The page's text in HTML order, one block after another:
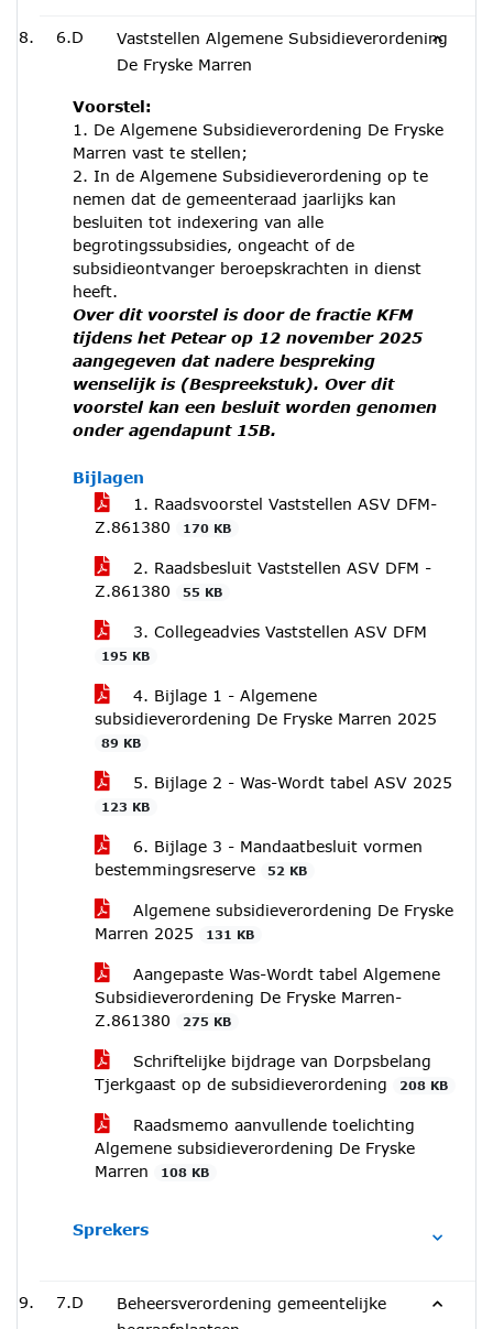
6.D
Vaststellen Algemene Subsidieverordening
De Fryske Marren
Voorstel:
1. De Algemene Subsidieverordening De Fryske
Marren vast te stellen;
2. In de Algemene Subsidieverordening op te
nemen dat de gemeenteraad jaarlijks kan
besluiten tot indexering van alle
begrotingssubsidies, ongeacht of de
subsidieontvanger beroepskrachten in dienst
heeft.
Over dit voorstel is door de fractie KFM
tijdens het Petear op 12 november 2025
aangegeven dat nadere bespreking
wenselijk is (Bespreekstuk). Over dit
voorstel kan een besluit worden genomen
onder agendapunt 15B.
Bijlagen
1. Raadsvoorstel Vaststellen ASV DFM-
Z.861380
170 KB
2. Raadsbesluit Vaststellen ASV DFM -
Z.861380
55 KB
3. Collegeadvies Vaststellen ASV DFM
195 KB
4. Bijlage 1 - Algemene
subsidieverordening De Fryske Marren 2025
89 KB
5. Bijlage 2 - Was-Wordt tabel ASV 2025
123 KB
6. Bijlage 3 - Mandaatbesluit vormen
bestemmingsreserve
52 KB
Algemene subsidieverordening De Fryske
Marren 2025
131 KB
Aangepaste Was-Wordt tabel Algemene
Subsidieverordening De Fryske Marren-
Z.861380
275 KB
Schriftelijke bijdrage van Dorpsbelang
Tjerkgaast op de subsidieverordening
208 KB
Raadsmemo aanvullende toelichting
Algemene subsidieverordening De Fryske
Marren
108 KB
Sprekers
7.D
Beheersverordening gemeentelijke